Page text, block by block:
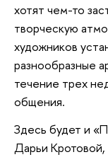
хотят чем-то
творческую
художников
разнообразные
течение трех
общения.
Здесь будет и
Дарьи